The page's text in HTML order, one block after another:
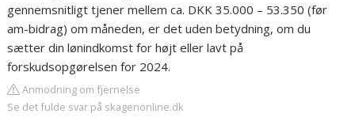
gennemsnitligt tjener mellem ca. DKK 35.000 – 53.350 (før
am-bidrag) om måneden, er det uden betydning, om du
sætter din lønindkomst for højt eller lavt på
forskudsopgørelsen for 2024.
Anmodning om fjernelse
Se det fulde svar på skagenonline.dk